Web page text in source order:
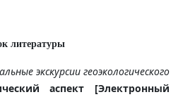
литературы
экскурсии геоэкологического
аспект [Электронный